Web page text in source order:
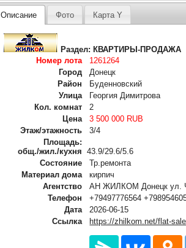
Описание Фото Карта Y
Раздел:КВАРТИРЫ-ПРОДАЖА
Номер лота
1261264
Город
Донецк
Район
Буденновский
Улица
Георгия Димитрова
Кол. комнат
2
Цена
3 500 000 RUB
Этаж/этажность
3/4
Площадь:
общ./жил./кухня
43.9/29.6/5.6
Состояние
Тр.ремонта
Материал дома
кирпич
Агентство
АН ЖИЛКОМ Донецк ул.
Телефон
+79497776564
Дата
2026-06-15
Ссылка
https://zhilkom.net/flat-